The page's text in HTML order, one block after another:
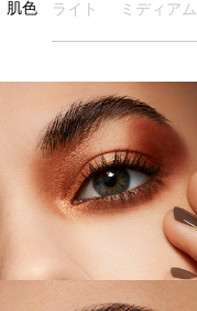
肌色 ライト ミディアム